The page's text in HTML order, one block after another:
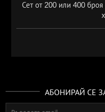
Сет от 200 или 400 броя
АБОНИРАЙ СЕ